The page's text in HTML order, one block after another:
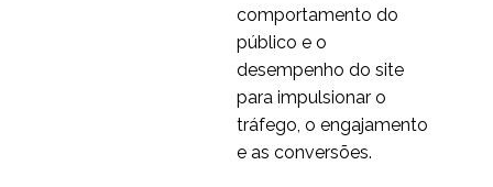
1
Por que os sites para
celular falham -
usabilidade móvel
4
10 Dicas de experiência
do usuário para
comportamento do
público e o
desempenho do site
para impulsionar o
tráfego, o engajamento
e as conversões.